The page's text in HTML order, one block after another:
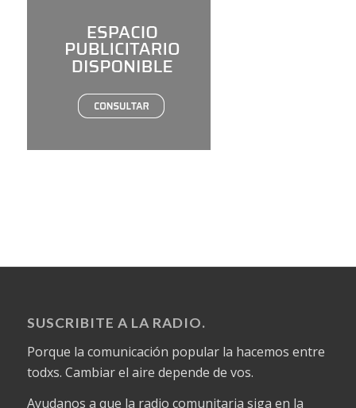
SUSCRIBITE A LA RADIO.
Porque la comunicación popular la hacemos entre
todxs. Cambiar el aire depende de vos.
Ayudanos a que la radio comunitaria siga en la